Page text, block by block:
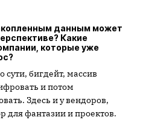
данным может
Какие
которые уже
сути, бигдейт, массив
и потом
Здесь и у вендоров,
для фантазии и проектов.